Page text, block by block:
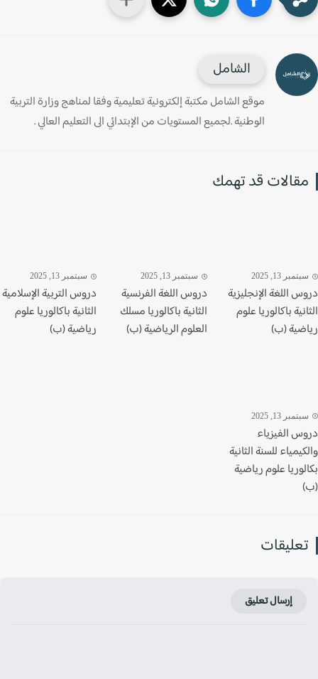
الشامل
موقع الشامل مكتبة إلكترونية تعليمية وفقا لمناهج وزارة التربية
الوطنية .لجميع المستويات من الإبتدائي الى التعليم العالي .
قد تهمك
13, 2025
اللغة الإنجليزية
باكالوريا علوم
(ب)
سبتمبر 13, 2025
دروس اللغة الفرنسية
الثانية باكالوريا مسلك
العلوم الرياضية (ب)
سبتمبر 13, 2025
دروس التربية الإسلامية
الثانية باكالوريا علوم
رياضية (ب)
13, 2025
الفيزياء
للسنة الثانية
علوم رياضية
إرسال تعليق